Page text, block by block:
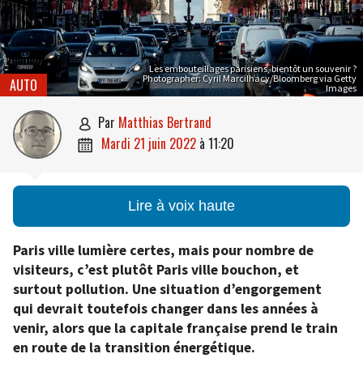
Les embouteillages parisiens, bientôt un souvenir ?
Photographer: Cyril Marcilhacy/Bloomberg via Getty
Images
AUTO
 par Matthias Bertrand
 mardi 21 juin 2022 à 11:20
Lire à voix haute
Paris ville lumière certes, mais pour nombre de
visiteurs, c’est plutôt Paris ville bouchon, et
surtout pollution. Une situation d’engorgement
qui devrait toutefois changer dans les années à
venir, alors que la capitale française prend le train
en route de la transition énergétique.